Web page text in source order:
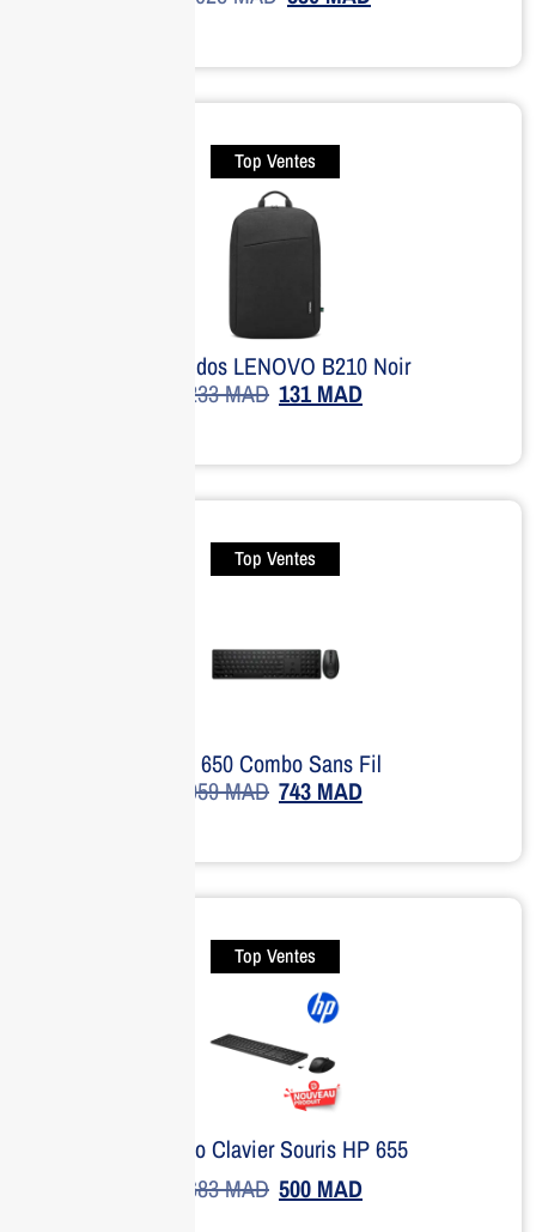
Top Ventes
Sac à dos LENOVO B210 Noir
233MAD 131MAD
Top Ventes
HP 650 Combo Sans Fil
959MAD 743 MAD
Top Ventes
Combo Clavier Souris HP 655
683MAD 500 MAD